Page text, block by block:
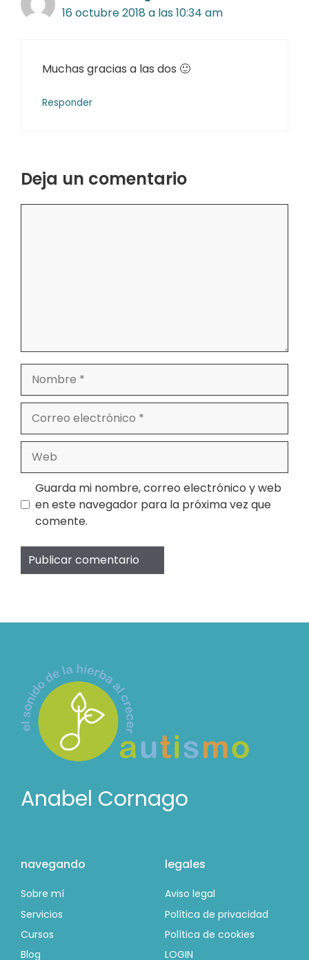
16 octubre 2018 a las 10:34 am
Muchas gracias a las dos 🙂
Responder
Deja un comentario
electrónico
Guarda mi nombre, correo electrónico y web
en este navegador para la próxima vez que
comente.
Anabel Cornago
navegando
Sobre mí
Servicios
Cursos
Blog
legales
Aviso legal
Política de privacidad
Política de cookies
LOGIN